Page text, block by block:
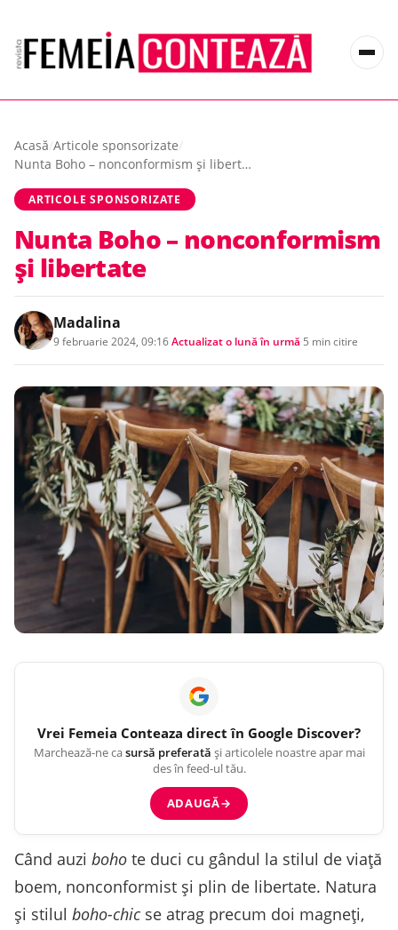
Acasă/Articole sponsorizate/
Nunta Boho – nonconformism și libertate
ARTICOLE SPONSORIZATE
Nunta Boho – nonconformism
și libertate
Madalina
9 februarie 2024, 09:16Actualizato lună în urmă 5 min citire
Vrei Femeia Conteaza direct în Google Discover?
Marchează-ne casursă preferată și articolele noastre apar mai
des în feed-ul tău.
ADAUGĂ→
Când auzi boho te duci cu gândul la stilul de viață
boem, nonconformist și plin de libertate. Natura
și stilul boho-chic se atrag precum doi magneți,